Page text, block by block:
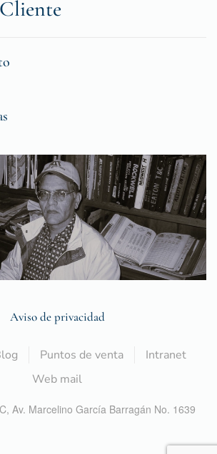
Aviso de privacidad
Puntos de venta
Intranet
Web mail
Av. Marcelino García Barragán No. 1639